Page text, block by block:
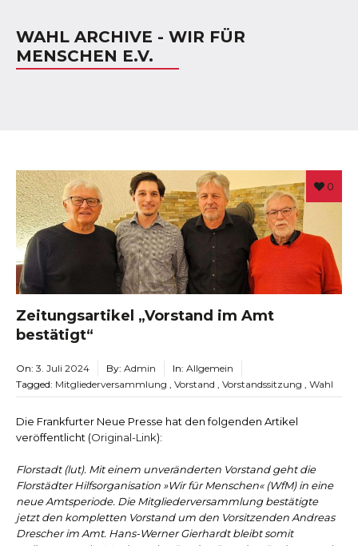
WAHL ARCHIVE - WIR FÜR
MENSCHEN E.V.
0
Zeitungsartikel „Vorstand im Amt
bestätigt“
On: 3. Juli 2024 By: Admin In: Allgemein
Tagged: Mitgliederversammlung Vorstand Vorstandssitzung Wahl
Die Frankfurter Neue Presse hat den folgenden Artikel
veröffentlicht (Original-Link):
Florstadt (lut). Mit einem unveränderten Vorstand geht die
Florstädter Hilfsorganisation »Wir für Menschen« (WfM) in eine
neue Amtsperiode. Die Mitgliederversammlung bestätigte
jetzt den kompletten Vorstand um den Vorsitzenden Andreas
Drescher im Amt. Hans-Werner Gierhardt bleibt somit